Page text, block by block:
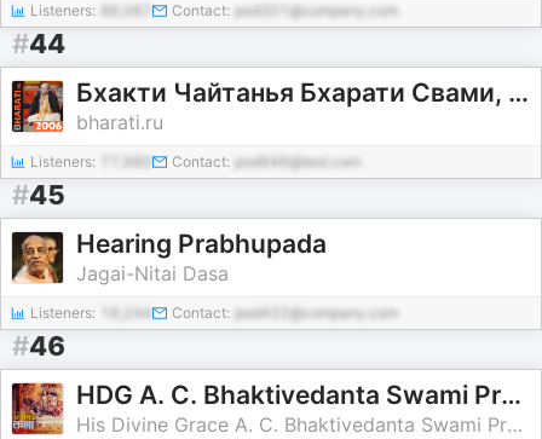
Listeners: Contact: pod301@company.com
#44
Бхакти Чайтанья Бхарати Свами, лекции за 2006 год (январь – май)
bharati.ru
Listeners: Contact: pod946@test.com
#45
Hearing Prabhupada
Jagai-Nitai Dasa
Listeners: 16,244 Contact: pod432@company.com
#46
HDG A. C. Bhaktivedanta Swami Prabhupāda Lectures
His Divine Grace A. C. Bhaktivedanta Swami Prabhupāda